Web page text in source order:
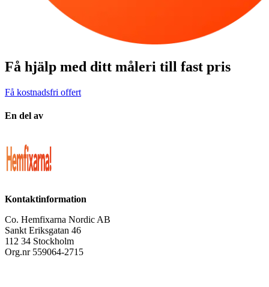
Få hjälp med ditt måleri till fast pris
Få kostnadsfri offert
En del av
Kontaktinformation
Co. Hemfixarna Nordic AB
Sankt Eriksgatan 46
112 34 Stockholm
Org.nr 559064-2715